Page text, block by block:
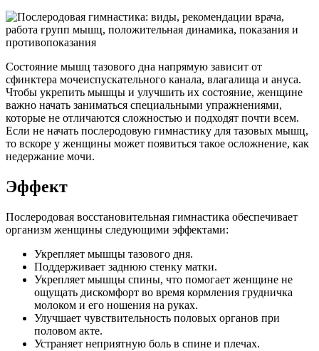
Состояние мышц тазового дна напрямую зависит от
сфинктера мочеиспускательного канала, влагалища и ануса.
Чтобы укрепить мышцы и улучшить их состояние, женщине
важно начать заниматься специальными упражнениями,
которые не отличаются сложностью и подходят почти всем.
Если не начать послеродовую гимнастику для тазовых мышц,
то вскоре у женщины может появиться такое осложнение, как
недержание мочи.
Эффект
Послеродовая восстановительная гимнастика обеспечивает
организм женщины следующими эффектами:
Укрепляет мышцы тазового дня.
Поддерживает заднюю стенку матки.
Укрепляет мышцы спины, что помогает женщине не
ощущать дискомфорт во время кормления грудничка
молоком и его ношения на руках.
Улучшает чувствительность половых органов при
половом акте.
Устраняет неприятную боль в спине и плечах.